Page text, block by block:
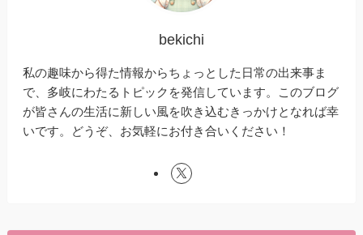
bekichi
私の趣味から得た情報からちょっとした日常の出来事ま
で、多岐にわたるトピックを発信しています。このブログ
が皆さんの生活に新しい風を吹き込むきっかけとなれば幸
いです。どうぞ、お気軽にお付き合いください！